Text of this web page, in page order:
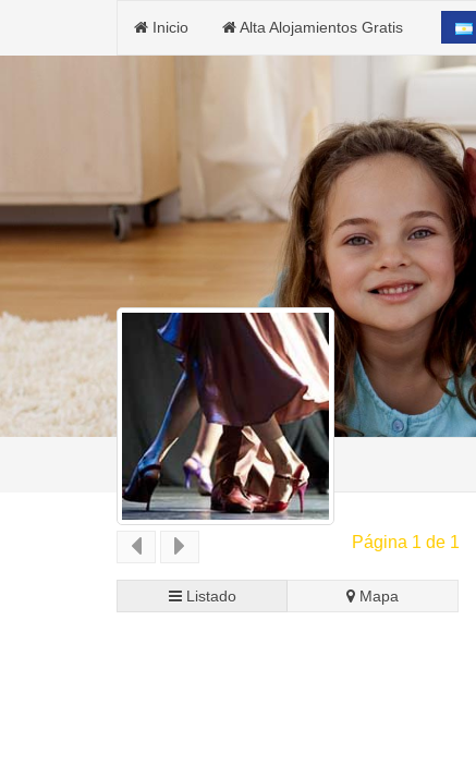
Inicio Alta Alojamientos Gratis
Página 1 de 1
Listado Mapa